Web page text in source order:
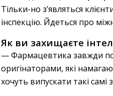
Тільки-но з’являться
інспекцію. Йдеться про
Як ви захищаєте
— Фармацевтика завжди
оригінаторами, які
хочуть випускати такі самі